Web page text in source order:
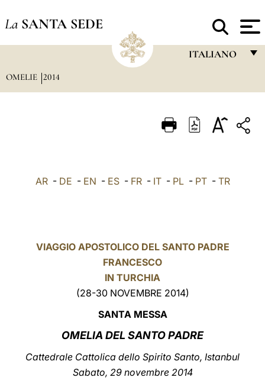
La SANTA SEDE
ITALIANO
ITALIANO
OMELIE 2014
AR- DE - EN - ES- FR- IT- PL- PT- TR
VIAGGIO APOSTOLICO DEL SANTO PADRE
FRANCESCO
IN TURCHIA
(28-30 NOVEMBRE 2014)
SANTA MESSA
OMELIA DEL SANTO PADRE
Cattedrale Cattolica dello Spirito Santo, Istanbul
Sabato, 29 novembre 2014